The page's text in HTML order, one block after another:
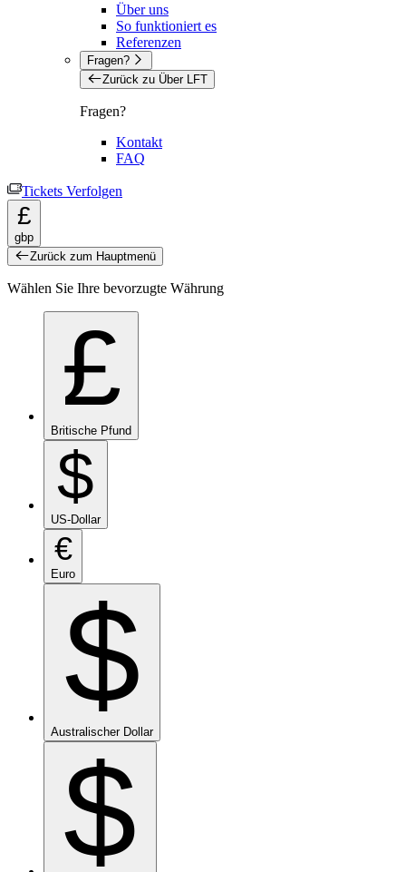
Über uns
So funktioniert es
Referenzen
Fragen?
Zurück zu Über LFT
Fragen?
Kontakt
FAQ
Tickets Verfolgen
£
gbp
Zurück zum Hauptmenü
Wählen Sie Ihre bevorzugte Währung
£
Britische Pfund
$
US-Dollar
€
Euro
$
Australischer Dollar
$